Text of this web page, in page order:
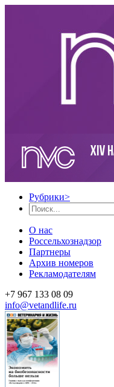
Рубрики>
О нас
Россельхознадзор
Партнеры
Архив номеров
Рекламодателям
+7 967 133 08 09
info@vetandlife.ru